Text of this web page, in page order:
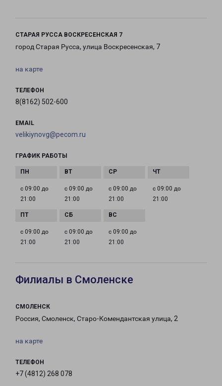
СТАРАЯ РУССА ВОСКРЕСЕНСКАЯ 7
город Старая Русса, улица Воскресенская, 7
на карте
ТЕЛЕФОН
8(8162) 502-600
EMAIL
velikiynovg@pecom.ru
ГРАФИК РАБОТЫ
с 09:00 до
21:00
с 09:00 до
21:00
с 09:00 до
21:00
с 09:00 до
21:00
с 09:00 до
21:00
с 09:00 до
21:00
с 09:00 до
21:00
Филиалы в Смоленске
СМОЛЕНСК
Россия, Смоленск, Старо-Комендантская улица, 2
на карте
ТЕЛЕФОН
+7 (4812) 268 078